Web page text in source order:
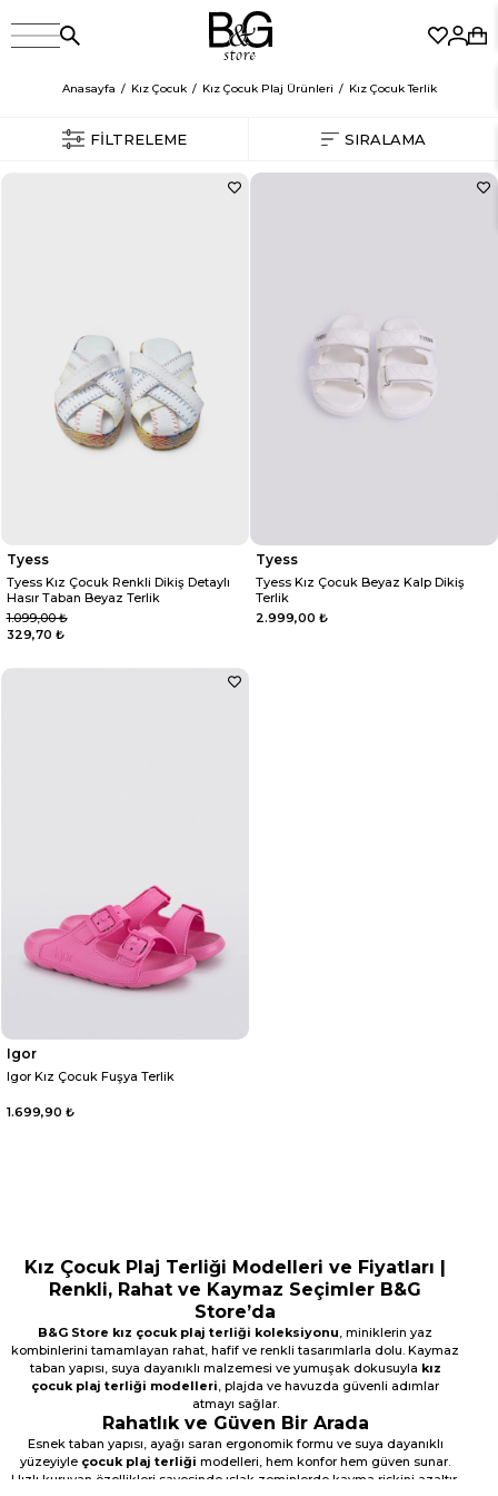
Anasayfa Kız Çocuk Kız Çocuk Plaj Ürünleri Kız Çocuk Terlik
FILTRELEME SIRALAMA
Tyess
Tyess Kız Çocuk Renkli Dikiş Detaylı
Hasır Taban Beyaz Terlik
329,70 ₺
1.099,00 ₺
Tyess
Tyess Kız Çocuk Beyaz Kalp Dikiş
Terlik
2.999,00 ₺
Igor
Igor Kız Çocuk Fuşya Terlik
1.699,90 ₺
Kız Çocuk Plaj Terliği Modelleri ve Fiyatları |
Renkli, Rahat ve Kaymaz Seçimler B&G
Store’da
B&G Store kız çocuk plaj terliği koleksiyonu, miniklerin yaz
kombinlerini tamamlayan rahat, hafif ve renkli tasarımlarla dolu. Kaymaz
taban yapısı, suya dayanıklı malzemesi ve yumuşak dokusuyla kız
çocuk plaj terliği modelleri, plajda ve havuzda güvenli adımlar
atmayı sağlar.
Rahatlık ve Güven Bir Arada
Esnek taban yapısı, ayağı saran ergonomik formu ve suya dayanıklı
yüzeyiyle çocuk plaj terliği modelleri, hem konfor hem güven sunar.
Hızlı kuruyan özellikleri sayesinde ıslak zeminlerde kayma riskini azaltır.